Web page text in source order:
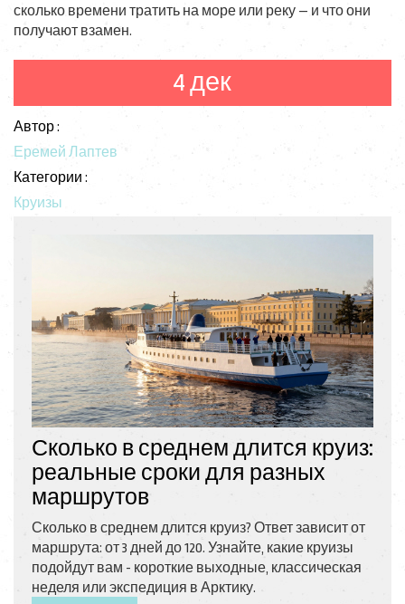
сколько времени тратить на море или реку — и что они
получают взамен.
4 дек
Автор :
Еремей Лаптев
Категории :
Круизы
Сколько в среднем длится круиз:
реальные сроки для разных
маршрутов
Сколько в среднем длится круиз? Ответ зависит от
маршрута: от 3 дней до 120. Узнайте, какие круизы
подойдут вам - короткие выходные, классическая
неделя или экспедиция в Арктику.